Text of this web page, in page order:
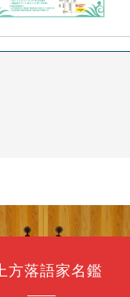
上方落語家名鑑